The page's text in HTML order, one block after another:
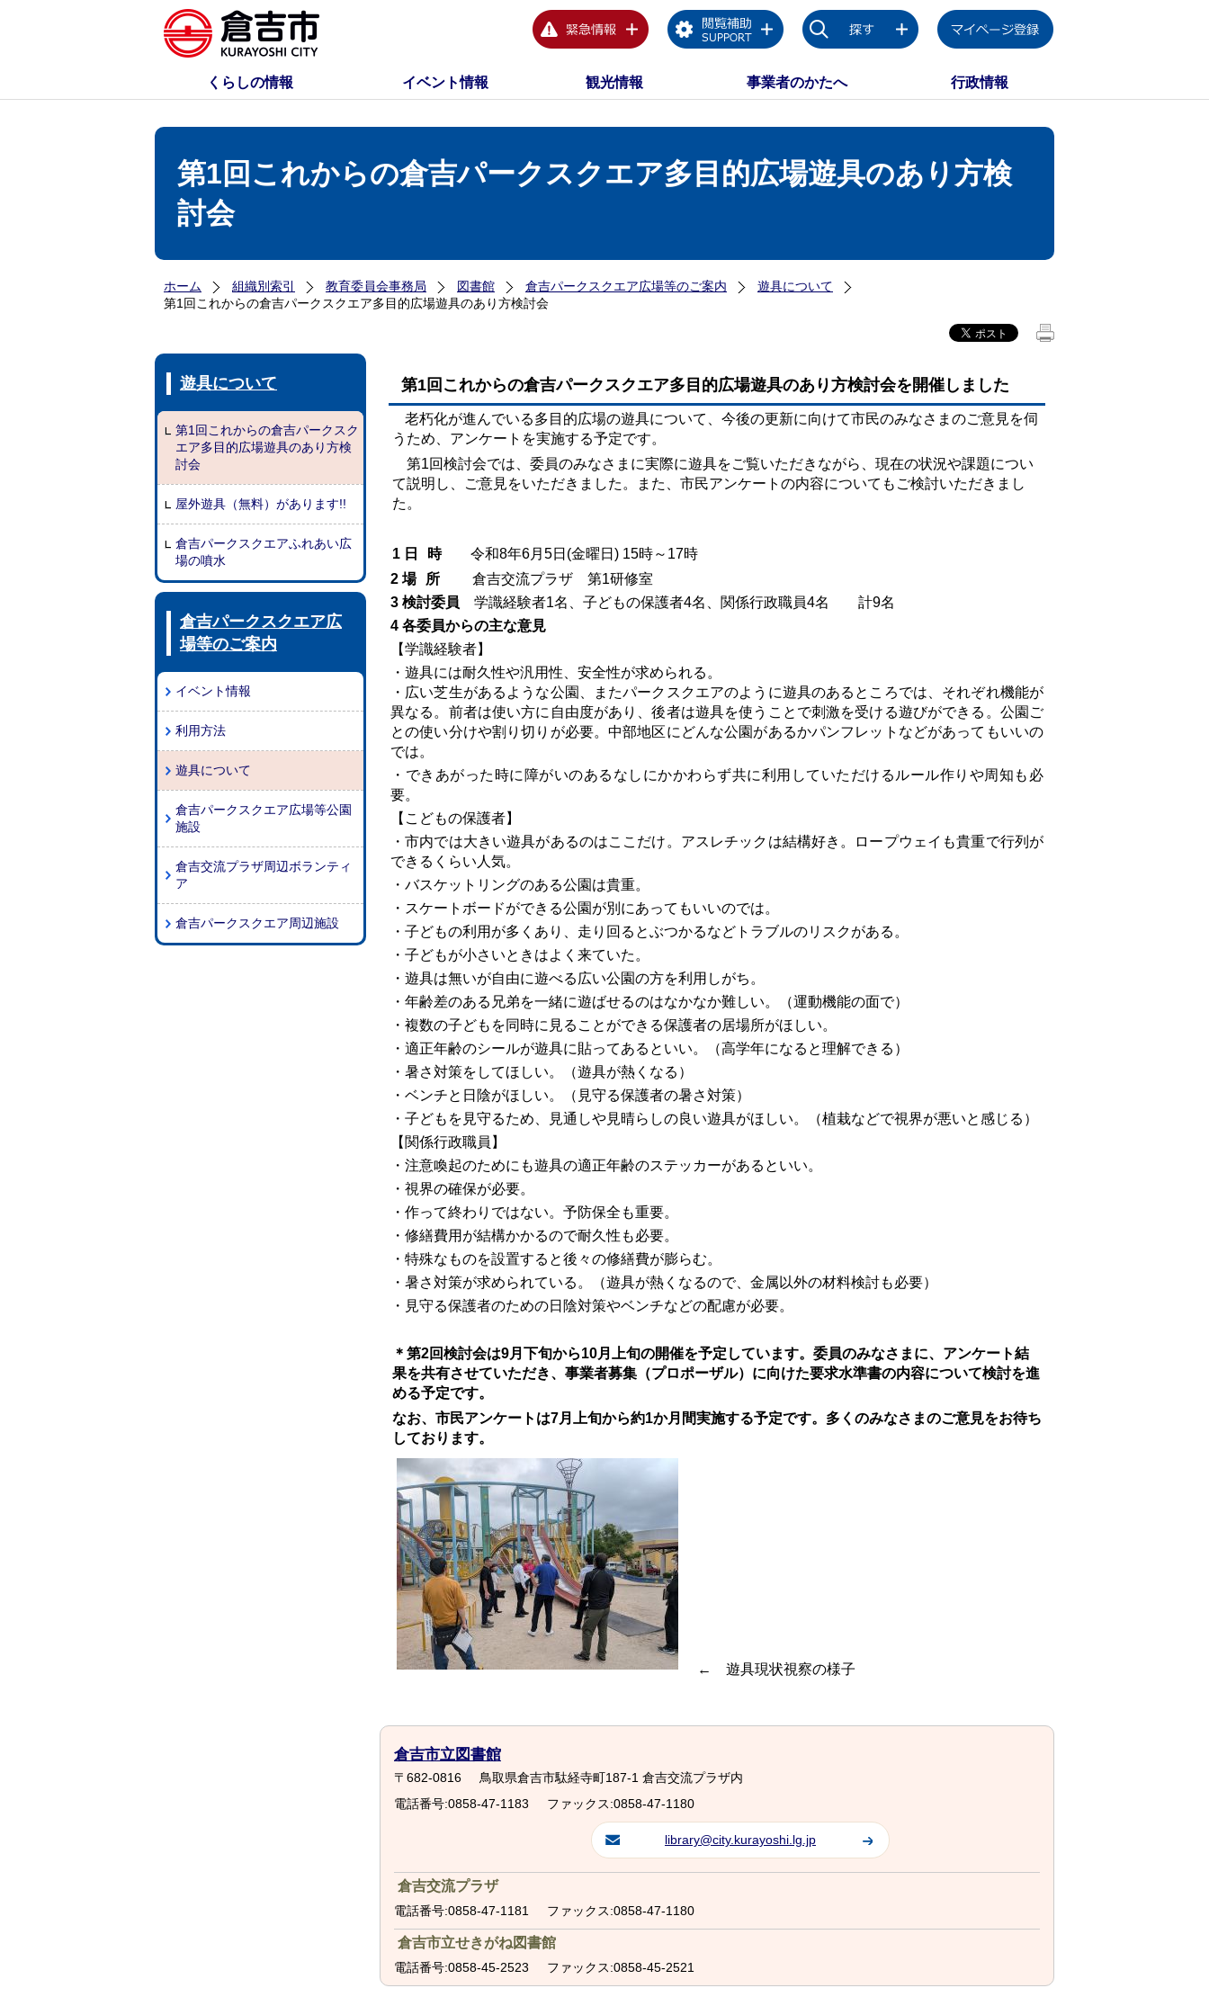
くらしの情報 イベント情報 観光情報 事業者のかたへ 行政情報
第1回これからの倉吉パークスクエア多目的広場遊具のあり方検
討会
ホーム 組織別索引 教育委員会事務局 図書館 倉吉パークスクエア広場等のご案内
遊具について
第1回これからの倉吉パークスクエア多目的広場遊具のあり方検討会
遊具について
第1回これからの倉吉パークスク
エア多目的広場遊具のあり方検
討会
屋外遊具（無料）があります!!
倉吉パークスクエアふれあい広
場の噴水
倉吉パークスクエア広
場等のご案内
イベント情報
利用方法
遊具について
倉吉パークスクエア広場等公園
施設
倉吉交流プラザ周辺ボランティ
ア
倉吉パークスクエア周辺施設
第1回これからの倉吉パークスクエア多目的広場遊具のあり方検討会を開催しました
老朽化が進んでいる多目的広場の遊具について、今後の更新に向けて市民のみなさまのご意見を伺
うため、アンケートを実施する予定です。
第1回検討会では、委員のみなさまに実際に遊具をご覧いただきながら、現在の状況や課題につい
て説明し、ご意見をいただきました。また、市民アンケートの内容についてもご検討いただきまし
た。
1 日 時令和8年6月5日(金曜日) 15時～17時
2 場 所 倉吉交流プラザ 第1研修室
3 検討委員 学識経験者1名、子どもの保護者4名、関係行政職員4名 計9名
4 各委員からの主な意見
【学識経験者】
・ 遊具には耐久性や汎用性、安全性が求められる。
・広い芝生があるような公園、またパークスクエアのように遊具のあるところでは、それぞれ機能が
異なる。前者は使い方に自由度があり、後者は遊具を使うことで刺激を受ける遊びができる。公園ご
との使い分けや割り切りが必要。中部地区にどんな公園があるかパンフレットなどがあってもいいの
では。
・できあがった時に障がいのあるなしにかかわらず共に利用していただけるルール作りや周知も必
要。
【こどもの保護者】
・市内では大きい遊具があるのはここだけ。アスレチックは結構好き。ロープウェイも貴重で行列が
できるくらい人気。
・バスケットリングのある公園は貴重。
・スケートボードができる公園が別にあってもいいのでは。
・子どもの利用が多くあり、走り回るとぶつかるなどトラブルのリスクがある。
・子どもが小さいときはよく来ていた。
・遊具は無いが自由に遊べる広い公園の方を利用しがち。
・年齢差のある兄弟を一緒に遊ばせるのはなかなか難しい。（運動機能の面で）
・複数の子どもを同時に見ることができる保護者の居場所がほしい。
・適正年齢のシールが遊具に貼ってあるといい。（高学年になると理解できる）
・暑さ対策をしてほしい。（遊具が熱くなる）
・ベンチと日陰がほしい。（見守る保護者の暑さ対策）
・ 子どもを見守るため、見通しや見晴らしの良い遊具がほしい。（植栽などで視界が悪いと感じる）
【関係行政職員】
・注意喚起のためにも遊具の適正年齢のステッカーがあるといい。
・視界の確保が必要。
・作って終わりではない。予防保全も重要。
・修繕費用が結構かかるので耐久性も必要。
・特殊なものを設置すると後々の修繕費が膨らむ。
・暑さ対策が求められている。（遊具が熱くなるので、金属以外の材料検討も必要）
・見守る保護者のための日陰対策やベンチなどの配慮が必要。
＊第2回検討会は9月下旬から10月上旬の開催を予定しています。委員のみなさまに、アンケート結
果を共有させていただき、事業者募集（プロポーザル）に向けた要求水準書の内容について検討を進
める予定です。
なお、市民アンケートは7月上旬から約1か月間実施する予定です。多くのみなさまのご意見をお待ち
しております。
← 遊具現状視察の様子
倉吉市立図書館
〒682-0816
鳥取県倉吉市駄経寺町187-1 倉吉交流プラザ内
電話番号:0858-47-1183
ファックス:0858-47-1180
library@city.kurayoshi.lg.jp
倉吉交流プラザ
電話番号:0858-47-1181 ファックス:0858-47-1180
倉吉市立せきがね図書館
電話番号:0858-45-2523 ファックス:0858-45-2521